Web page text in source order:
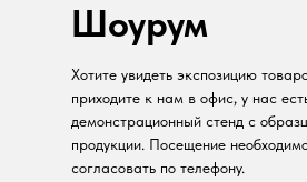
Шоурум
Хотите увидеть экспозицию
приходите к нам в офис, у нас
демонстрационный стенд с
продукции. Посещение
согласовать по телефону.